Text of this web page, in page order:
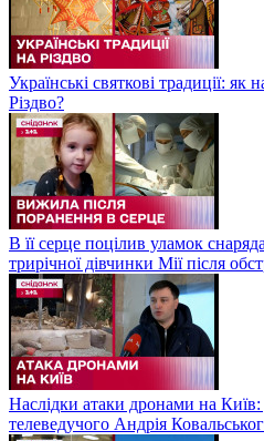
Українські святкові традиції: як
Різдво?
В її серце поцілив уламок
трирічної дівчинки Мії після
Наслідки атаки дронами на Київ:
телеведучого Андрія